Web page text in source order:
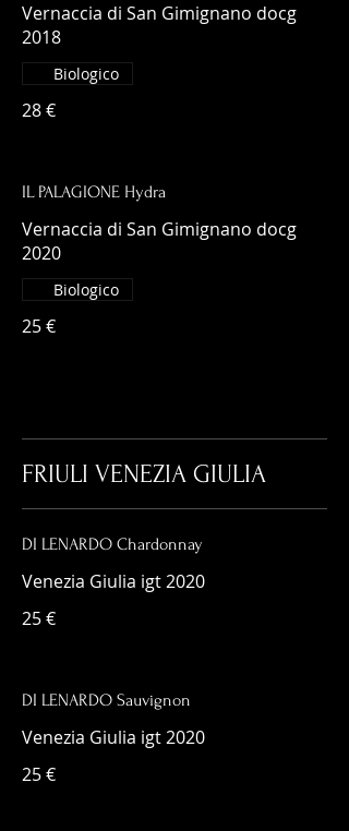
Vernaccia di San Gimignano docg
2018
28 €
Biologico
IL PALAGIONE Hydra
Vernaccia di San Gimignano docg
2020
25 €
Biologico
FRIULI VENEZIA GIULIA
DI LENARDO Chardonnay
Venezia Giulia igt 2020
25 €
DI LENARDO Sauvignon
Venezia Giulia igt 2020
25 €